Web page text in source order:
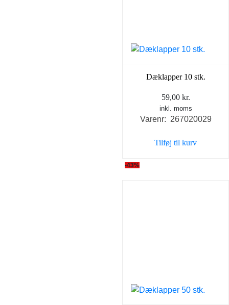
Dæklapper 10 stk.
59,00 kr.
inkl. moms
Varenr: 267020029
Tilføj til kurv
-43%